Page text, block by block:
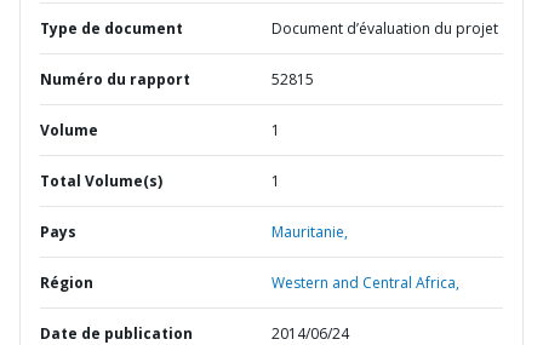
Type de document Document d’évaluation du projet
Numéro du rapport 52815
Volume 1
Total Volume(s) 1
Pays Mauritanie,
Région Western and Central Africa,
Date de publication 2014/06/24